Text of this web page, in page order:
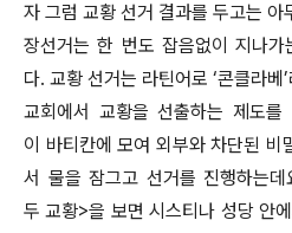
자 그럼 교황 선거 결과를 두고는 아
장선거는 한 번도 잡음없이 지나가
다. 교황 선거는 라틴어로 ‘콘클라베
교회에서 교황을 선출하는 제도
이 바티칸에 모여 외부와 차단된 비
서 물을 잠그고 선거를 진행하는
두 교황>을 보면 시스티나 성당 안